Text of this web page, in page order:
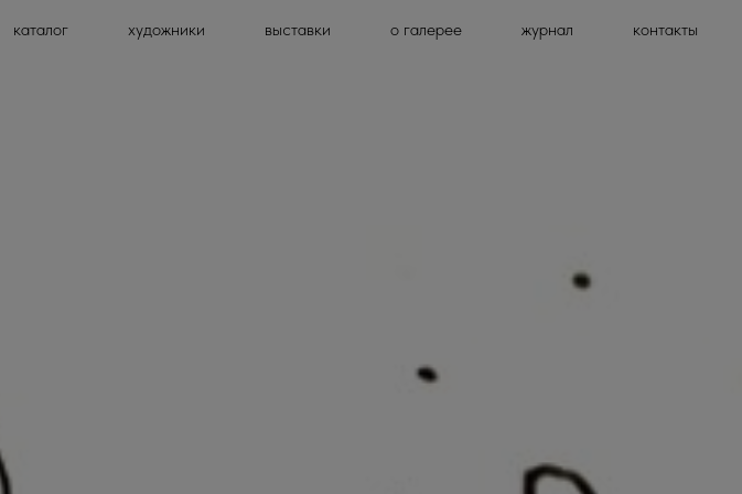
каталог художники выставки о галерее журнал контакты